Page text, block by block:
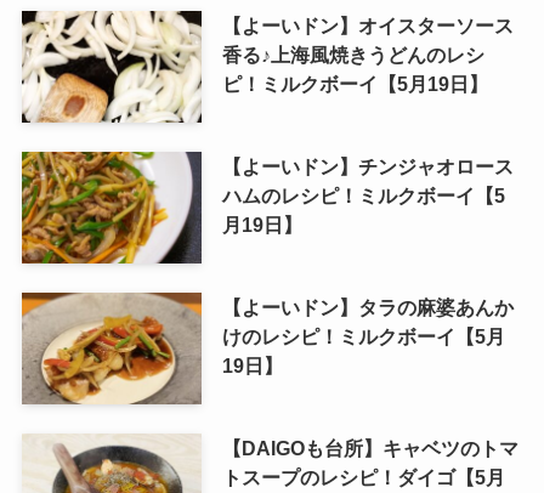
【よーいドン】オイスターソース
香る♪上海風焼きうどんのレシ
ピ！ミルクボーイ【5月19日】
【よーいドン】チンジャオロース
ハムのレシピ！ミルクボーイ【5
月19日】
【よーいドン】タラの麻婆あんか
けのレシピ！ミルクボーイ【5月
19日】
【DAIGOも台所】キャベツのトマ
トスープのレシピ！ダイゴ【5月